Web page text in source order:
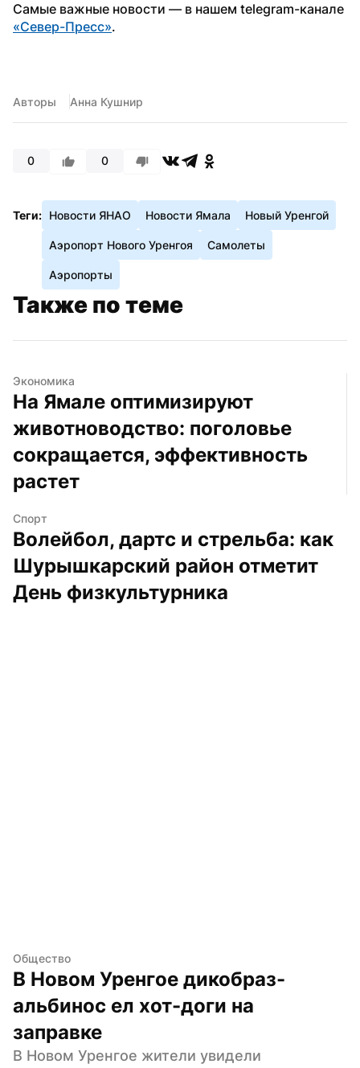
«Север-Пресс».
Авторы Анна Кушнир
0 0
Теги: Новости ЯНАО Новости Ямала Новый Уренгой
Аэропорт Нового Уренгоя Самолеты
Аэропорты
Также по теме
Экономика
На Ямале оптимизируют
животноводство: поголовье
сокращается, эффективность
растет
Спорт
Волейбол, дартс и стрельба: как
Шурышкарский район отметит
День физкультурника
Общество
В Новом Уренгое дикобраз-
альбинос ел хот-доги на
заправке
В Новом Уренгое жители увидели